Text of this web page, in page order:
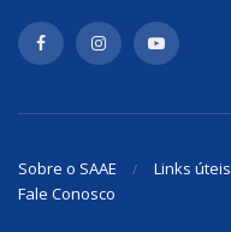
Sobre o SAAE Links úteis
Fale Conosco